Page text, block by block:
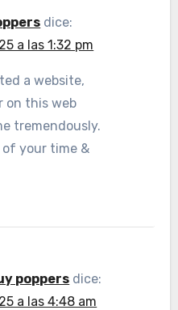
dice:
a las 1:32 pm
a website,
on this web
tremendously.
your time &
poppers dice:
a las 4:48 am